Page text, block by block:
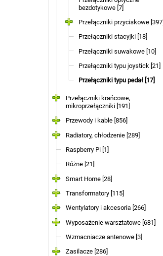
bezdotykowe [7]
Przełączniki przyciskowe [397]
Przełączniki stacyjki [18]
Przełączniki suwakowe [10]
Przełączniki typu joystick [21]
Przełączniki typu pedał [17]
Przełączniki krańcowe,
mikroprzełączniki [191]
Przewody i kable [856]
Radiatory, chłodzenie [289]
Raspberry Pi [1]
Różne [21]
Smart Home [28]
Transformatory [115]
Wentylatory i akcesoria [266]
Wyposażenie warsztatowe [681]
Wzmacniacze antenowe [3]
Zasilacze [286]